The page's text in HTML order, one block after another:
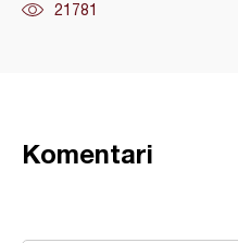
21781
Komentari